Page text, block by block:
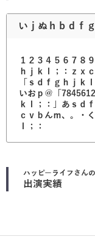
いｊぬｈｂｄｆｇ
１２３４５６７８
ｈｊｋｌ；：ｚｘ
「ｓｄｆｇｈｊｋ
いおｐ＠「
ｋｌ；：」あｓｄ
ｃｖｂんｍ、。・
ｌ；：
ハッピーライフ さんの
出演実績